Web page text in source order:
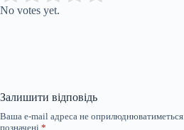
No votes yet.
Залишити відповідь
Ваша e-mail адреса не оприлюднюватиметься.
позначені *